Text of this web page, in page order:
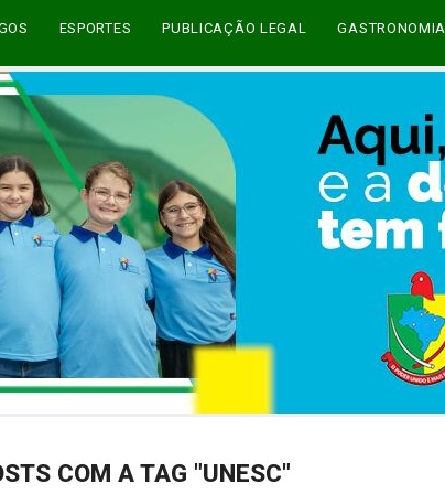
ESPORTES PUBLICAÇÃO LEGAL GASTRONOMIA
COM A TAG "UNESC"